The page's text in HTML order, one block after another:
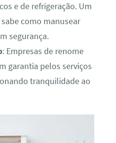
e de refrigeração. Um
como manusear
segurança.
: Empresas de renome
garantia pelos serviços
tranquilidade ao